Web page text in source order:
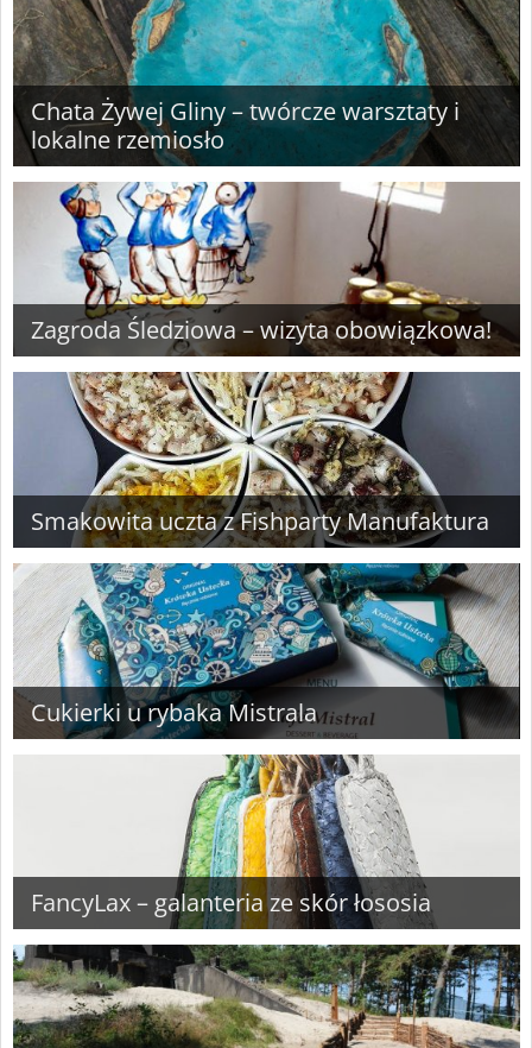
Chata Żywej Gliny – twórcze warsztaty i
lokalne rzemiosło
Zagroda Śledziowa – wizyta obowiązkowa!
Smakowita uczta z Fishparty Manufaktura
Cukierki u rybaka Mistrala
FancyLax – galanteria ze skór łososia